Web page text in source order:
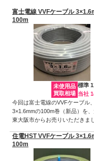
富士電線 VVFケーブル
100m
未使用品
買取相場
標準
当社
今回は富士電線のVVFケーブル、
3×1.6mmの100m巻（新品）を
東大阪市からお売りいただきま
住電HST VVFケーブル
100m